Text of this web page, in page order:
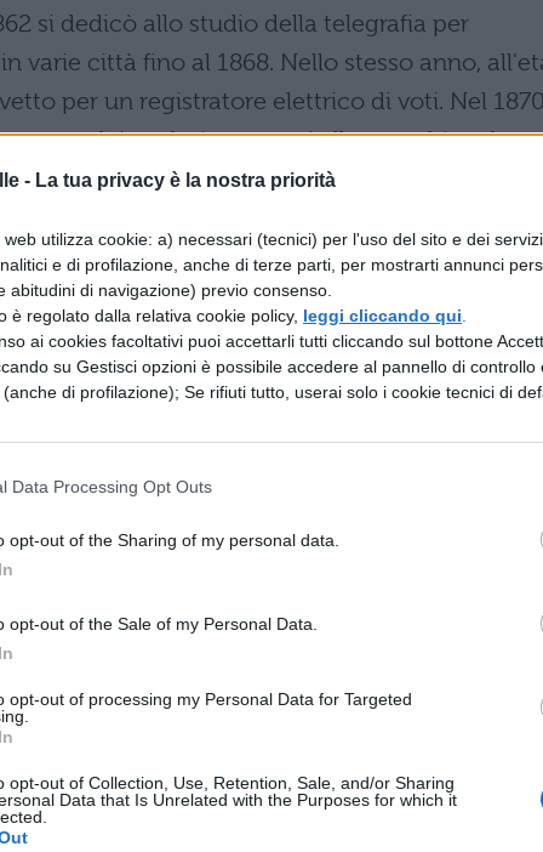
- La tua privacy è la nostra priorità
utilizza cookie: a) necessari (tecnici) per l'uso del sito e dei
e di profilazione, anche di terze parti, per mostrarti annunci
abitudini di navigazione) previo consenso.
è regolato dalla relativa cookie policy, leggi cliccando qui
ai cookies facoltativi puoi accettarli tutti cliccando sul bottone
su Gestisci opzioni è possibile accedere al pannello di controllo
di profilazione); Se rifiuti tutto, userai solo i cookie tecnici di
Data Processing Opt Outs
opt-out of the Sharing of my personal data.
opt-out of the Sale of my Personal Data.
opt-out of processing my Personal Data for Targeted
opt-out of Collection, Use, Retention, Sale, and/or Sharing
Data that Is Unrelated with the Purposes for which it
si dedicò allo studio della telegrafia per
varie città fino al 1868. Nello stesso anno,
per un registratore elettrico di voti. Nel
dei perfezionamenti alla macchina da
risoluzione del problema già da tempo
due telegrammi diversi ed in senso
brillantemente e definitivamente da lui
Park, perfeziona il telefono, già diffuso da
di carbone; nel 1878 ottiene il brevetto
successivo porta a buon punto gli esperimenti
il 21 ottobre dello stesso anno con
a filamento di carbone. Gli anni riguardanti
due anni di duro lavoro. Il problema che
un filamento che divenisse incandescente
di sostanze, compresi i peli di barba di un
cotone, carta, fibre vegetali. Sperimentò
1879, una lampadina nella quale aveva
accesa per 40 ore. Successivamente la
di carbone. Nel 1882 un quartiere al centro
di Edison.
il contenuto